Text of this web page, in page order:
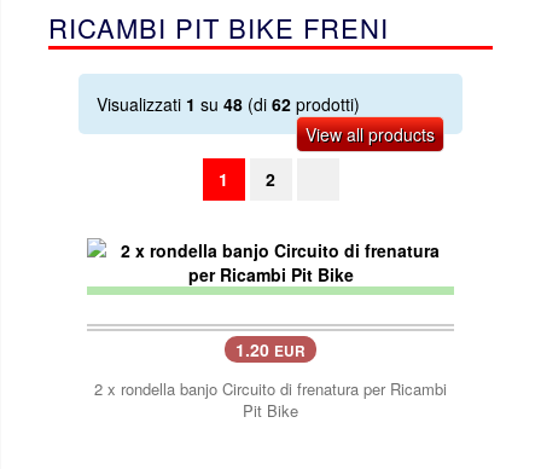
RICAMBI PIT BIKE FRENI
Visualizzati 1 su 48 (di 62 prodotti)
View all products
1
2
1.20 EUR
2 x rondella banjo Circuito di frenatura per Ricambi
Pit Bike